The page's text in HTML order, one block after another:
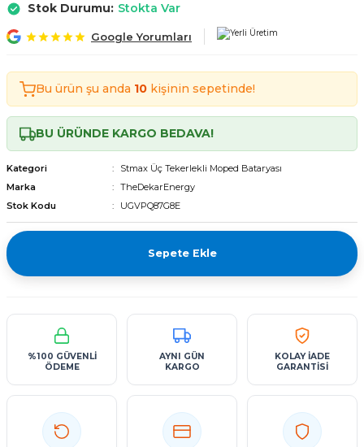
Moped Bataryası
Moped Bataryası
Moped Bataryası
Bataryaları
Stok Durumu: Stokta Var
Google Yorumları
Bu ürün şu anda 10 kişinin sepetinde!
BU ÜRÜNDE KARGO BEDAVA!
Kategori
Stmax Üç Tekerlekli Moped Bataryası
Marka
TheDekarEnergy
Stok Kodu
UGVPQ87G8E
Sepete Ekle
%100 GÜVENLİ
ÖDEME
AYNI GÜN
KARGO
KOLAY İADE
GARANTİSİ
Moped Bataryası
Moped Bataryası
Moped Bataryası
Bataryaları